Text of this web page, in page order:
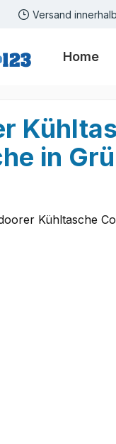
Versand
Home
in